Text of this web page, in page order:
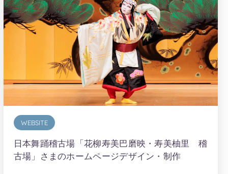
WEBSITE
日本舞踊稽古場「花柳寿美巴磨映・寿美柚里 稽
古場」さまのホームページデザイン・制作